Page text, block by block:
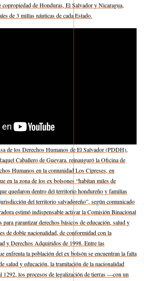
copropiedad de Honduras, El Salvador y Nicaragua,
de 3 millas náuticas de cada Estado.
de los Derechos Humanos de El Salvador (PDDH),
Caballero de Guevara, reinauguró la Oficina de
Humanos en la comunidad Los Cipreses, en
en la zona de los ex bolsones “habitan miles de
quedaron dentro del territorio hondureño y familias
del territorio salvadoreño”, según comunicado
estimó indispensable activar la Comisión Binacional
garantizar derechos básicos de educación, salud y
de doble nacionalidad, de conformidad con la
y Derechos Adquiridos de 1998. Entre las
enfrenta la población del ex bolsón se encuentran la falta
salud y educación, la tramitación de la nacionalidad
1292, los procesos de legalización de tierras —con un